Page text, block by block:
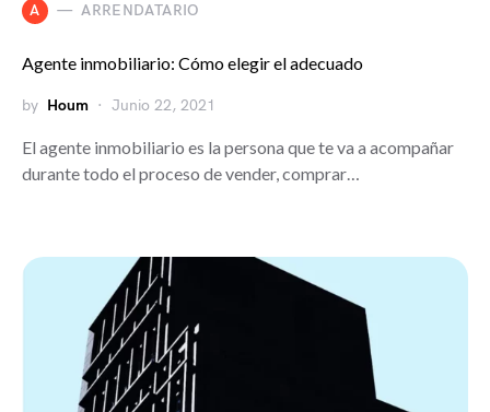
A ARRENDATARIO
Agente inmobiliario: Cómo elegir el adecuado
by Houm Junio 22, 2021
El agente inmobiliario es la persona que te va a acompañar
durante todo el proceso de vender, comprar…